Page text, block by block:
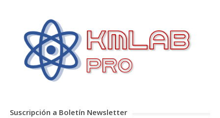
Suscripción a Boletín Newsletter